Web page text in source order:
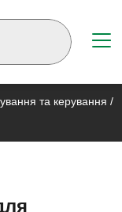
та керування /